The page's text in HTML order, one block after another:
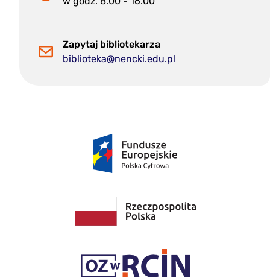
Zapytaj bibliotekarza
biblioteka@nencki.edu.pl